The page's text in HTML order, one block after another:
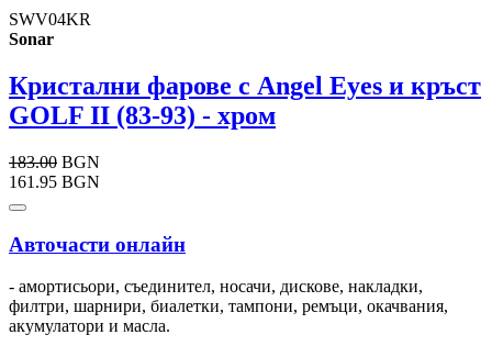
SWV04KR
Sonar
Кристални фарове с Angel Eyes и кръст
GOLF II (83-93) - хром
183.00 BGN
161.95 BGN
Авточасти онлайн
- амортисьори, съединител, носачи, дискове, накладки,
филтри, шарнири, биалетки, тампони, ремъци, окачвания,
акумулатори и масла.